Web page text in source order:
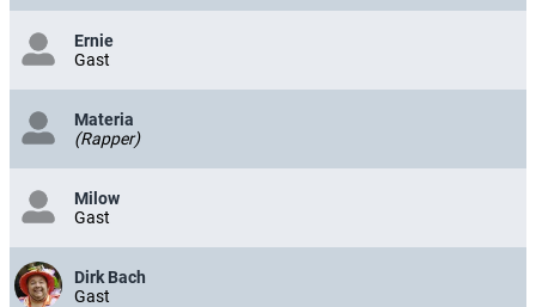
Ernie
Gast
Materia
(Rapper)
Milow
Gast
Dirk Bach
Gast